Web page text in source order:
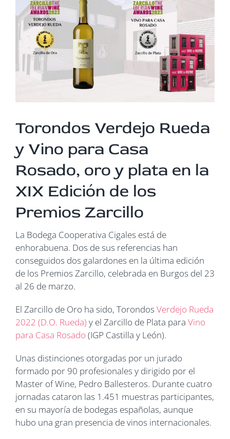
Torondos Verdejo Rueda
y Vino para Casa
Rosado, oro y plata en la
XIX Edición de los
Premios Zarcillo
La Bodega Cooperativa Cigales está de
enhorabuena. Dos de sus referencias han
conseguidos dos galardones en la última edición
de los Premios Zarcillo, celebrada en Burgos del 23
al 26 de marzo.
El Zarcillo de Oro ha sido, Torondos Verdejo Rueda
2022 (D.O. Rueda) y el Zarcillo de Plata para Vino
para Casa Rosado (IGP Castilla y León).
Unas distinciones otorgadas por un jurado
formado por 90 profesionales y dirigido por el
Master of Wine, Pedro Ballesteros. Durante cuatro
jornadas cataron las 1.451 muestras participantes,
en su mayoría de bodegas españolas, aunque
hubo una gran presencia de vinos internacionales.